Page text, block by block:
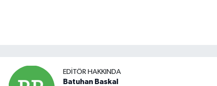
EDITÖR HAKKINDA
Batuhan Baskal